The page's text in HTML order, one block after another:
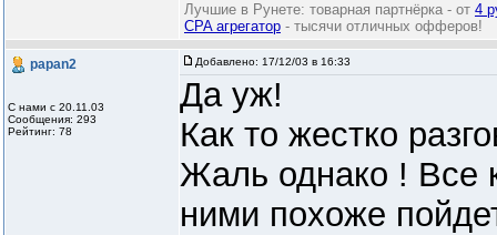
Лучшие в Рунете: товарная партнёрка - от 4
CPA агрегатор - тысячи отличных офферов!
papan2
С нами с 20.11.03
Сообщения: 293
Рейтинг: 78
Добавлено: 17/12/03 в 16:33
Да уж!
Как то жестко
Жаль однако ! Все
ними похоже